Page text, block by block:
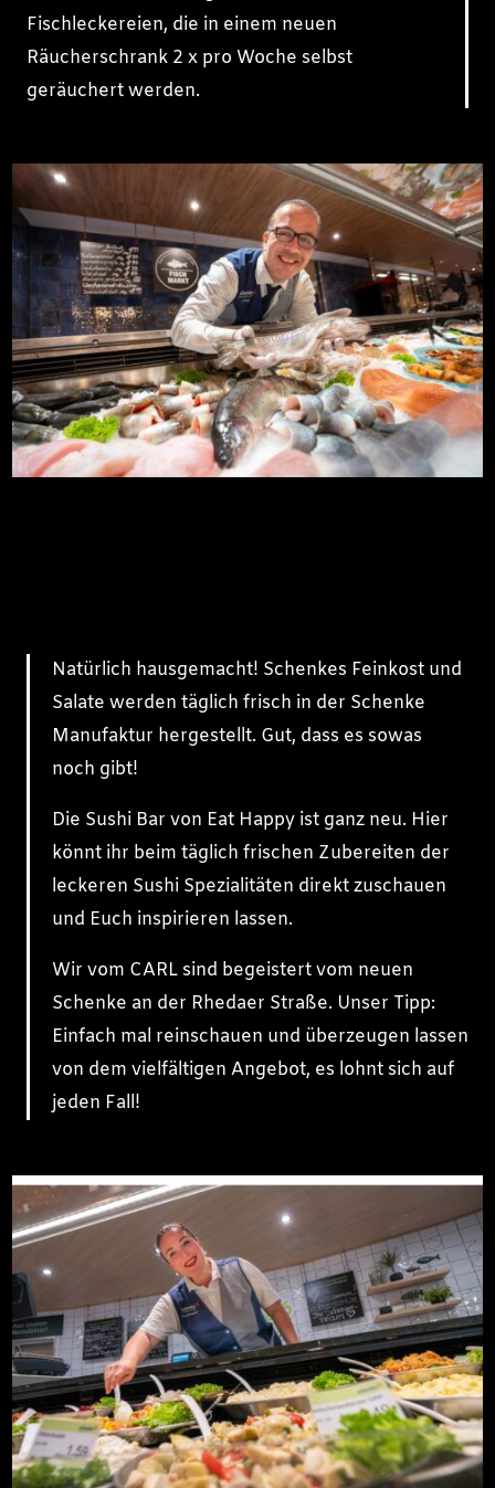
Fischleckereien, die in einem neuen
Räucherschrank 2 x pro Woche selbst
geräuchert werden.
Natürlich hausgemacht! Schenkes Feinkost und
Salate werden täglich frisch in der Schenke
Manufaktur hergestellt. Gut, dass es sowas
noch gibt!
Die Sushi Bar von Eat Happy ist ganz neu. Hier
könnt ihr beim täglich frischen Zubereiten der
leckeren Sushi Spezialitäten direkt zuschauen
und Euch inspirieren lassen.
Wir vom CARL sind begeistert vom neuen
Schenke an der Rhedaer Straße. Unser Tipp:
Einfach mal reinschauen und überzeugen lassen
von dem vielfältigen Angebot, es lohnt sich auf
jeden Fall!